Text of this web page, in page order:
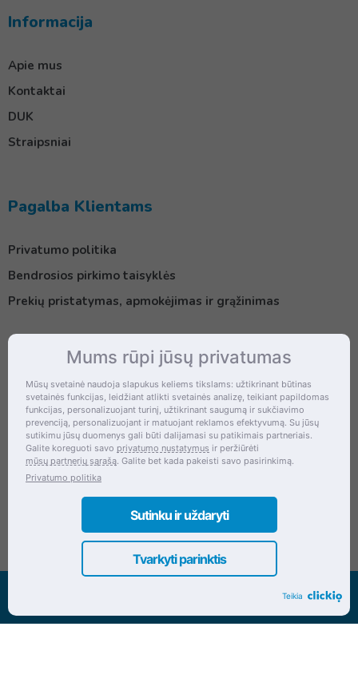
Informacija
Apie mus
Kontaktai
DUK
Straipsniai
Pagalba Klientams
Privatumo politika
Bendrosios pirkimo taisyklės
Prekių pristatymas, apmokėjimas ir grąžinimas
Kontaktai
Šventupės g. 28, Kaunas, Lietuva
+370 (672) 27 650
info@dokrinesa.lt
MB PETHOMEPEOPLE
Įmonės kodas: 305695822
Visos teisės saugomos www.dokrinesa.lt
Mums rūpi jūsų privatumas
Mūsų svetainė naudoja slapukus keliems tikslams: užtikrinant būtinas
svetainės funkcijas, leidžiant atlikti svetainės analizę, teikiant papildomas
funkcijas, personalizuojant turinį, užtikrinant saugumą ir sukčiavimo
prevenciją, personalizuojant ir matuojant reklamos efektyvumą. Su jūsų
sutikimu jūsų duomenys gali būti dalijamasi su patikimais partneriais.
Galite koreguoti savo privatumo nustatymus ir peržiūrėti
mūsų partnerių sąrašą. Galite bet kada pakeisti savo pasirinkimą.
Privatumo politika
Tvarkyti parinktis
Sutinku ir uždaryti
Teikia